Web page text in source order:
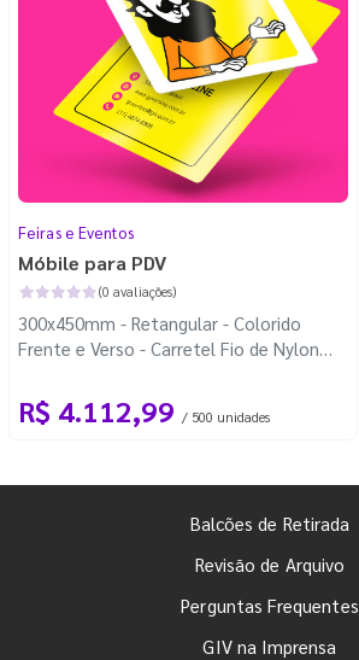
Feiras e Eventos
Móbile para PDV
(0 avaliações)
300x450mm - Retangular - Colorido
Frente e Verso - Carretel Fio de Nylon
R$ 4.112,99 / 500 unidades
Balcões de Retirada
Revisão de Arquivo
Perguntas Frequentes
GIV na Imprensa